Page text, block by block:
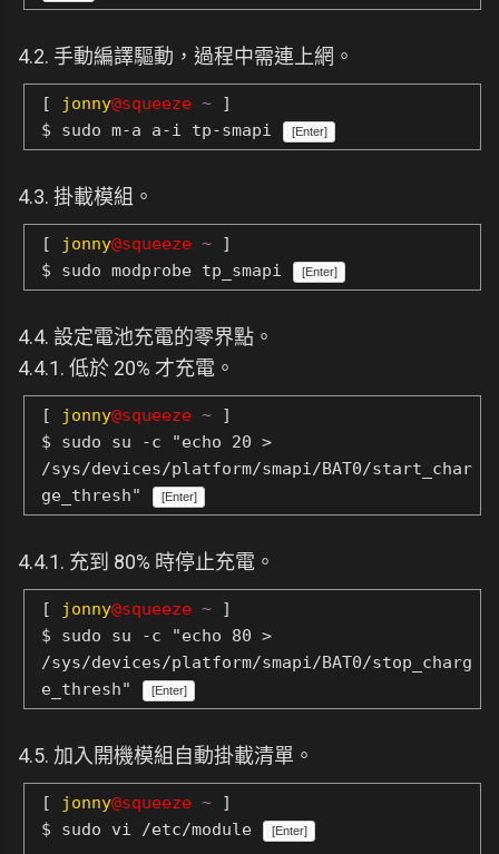
4.2. 手動編譯驅動，過程中需連上網。
[ jonny@squeeze ~ ]
$ sudo m-a a-i tp-smapi
[Enter]
4.3. 掛載模組。
[ jonny@squeeze ~ ]
$ sudo modprobe tp_smapi
[Enter]
4.4. 設定電池充電的零界點。
4.4.1. 低於 20% 才充電。
[ jonny@squeeze ~ ]
$ sudo su -c "echo 20 >
/sys/devices/platform/smapi/BAT0/start_char
ge_thresh"
[Enter]
4.4.1. 充到 80% 時停止充電。
[ jonny@squeeze ~ ]
$ sudo su -c "echo 80 >
/sys/devices/platform/smapi/BAT0/stop_charg
e_thresh"
[Enter]
4.5. 加入開機模組自動掛載清單。
[ jonny@squeeze ~ ]
$ sudo vi /etc/module
[Enter]